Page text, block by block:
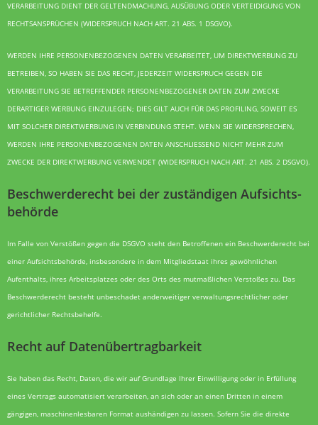
VERARBEITUNG DIENT DER GELTENDMACHUNG, AUSÜBUNG ODER VERTEIDIGUNG VON
RECHTSANSPRÜCHEN (WIDERSPRUCH NACH ART. 21 ABS. 1 DSGVO).
WERDEN IHRE PERSONENBEZOGENEN DATEN VERARBEITET, UM DIREKTWERBUNG ZU
BETREIBEN, SO HABEN SIE DAS RECHT, JEDERZEIT WIDERSPRUCH GEGEN DIE
VERARBEITUNG SIE BETREFFENDER PERSONENBEZOGENER DATEN ZUM ZWECKE
DERARTIGER WERBUNG EINZULEGEN; DIES GILT AUCH FÜR DAS PROFILING, SOWEIT ES
MIT SOLCHER DIREKTWERBUNG IN VERBINDUNG STEHT. WENN SIE WIDERSPRECHEN,
WERDEN IHRE PERSONENBEZOGENEN DATEN ANSCHLIESSEND NICHT MEHR ZUM
ZWECKE DER DIREKTWERBUNG VERWENDET (WIDERSPRUCH NACH ART. 21 ABS. 2 DSGVO).
Beschwerde­recht bei der zuständigen Aufsichts­
behörde
Im Falle von Verstößen gegen die DSGVO steht den Betroffenen ein Beschwerderecht bei
einer Aufsichtsbehörde, insbesondere in dem Mitgliedstaat ihres gewöhnlichen
Aufenthalts, ihres Arbeitsplatzes oder des Orts des mutmaßlichen Verstoßes zu. Das
Beschwerderecht besteht unbeschadet anderweitiger verwaltungsrechtlicher oder
gerichtlicher Rechtsbehelfe.
Recht auf Daten­übertrag­barkeit
Sie haben das Recht, Daten, die wir auf Grundlage Ihrer Einwilligung oder in Erfüllung
eines Vertrags automatisiert verarbeiten, an sich oder an einen Dritten in einem
gängigen, maschinenlesbaren Format aushändigen zu lassen. Sofern Sie die direkte